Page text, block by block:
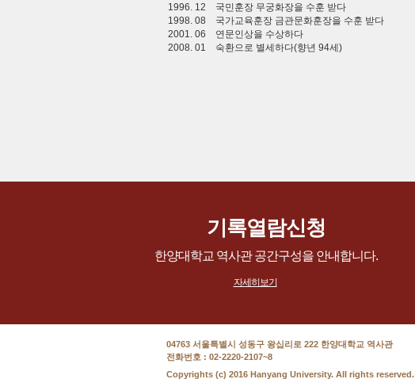
1996. 12
국민훈장 무궁화장을 수훈 받다
1998. 08
국가교육훈장 금관문화훈장을 수훈 받다
2001. 06
연문인상을 수상하다
2008. 01
숙환으로 별세하다(향년 94세)
기록열람신청
한양대학교 역사관 공간구성을 안내합니다.
자세히보기
04763 서울특별시 성동구 왕십리로 222 한양대학교 역사관
전화번호 : 02-2220-2107~8
Copyrights (c) 2016 Hanyang University. All rights reserved.